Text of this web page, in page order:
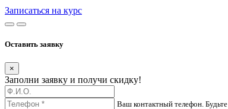
Записаться на курс
Оставить заявку
×
Заполни заявку и получи скидку!
Ваш контактный телефон.